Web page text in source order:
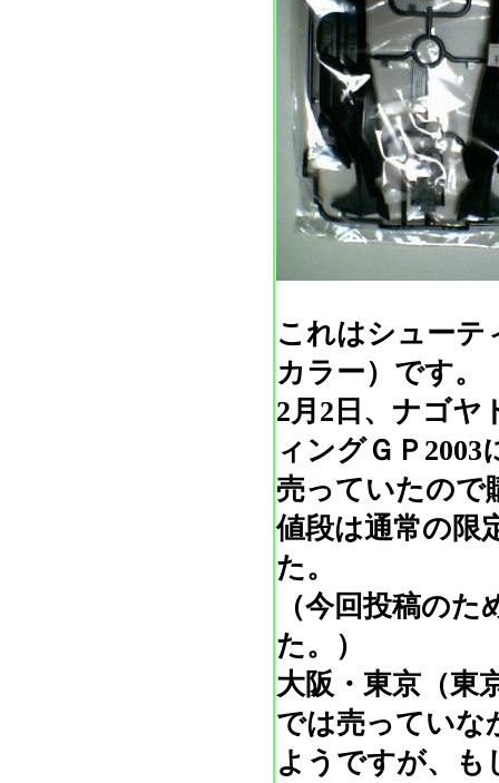
これはシューテ
カラー）です。
2月2日、ナゴヤ
ィングＧＰ2003
売っていたので
値段は通常の限
た。
（今回投稿の
た。）
大阪・東京（東
では売っていな
ようですが、も